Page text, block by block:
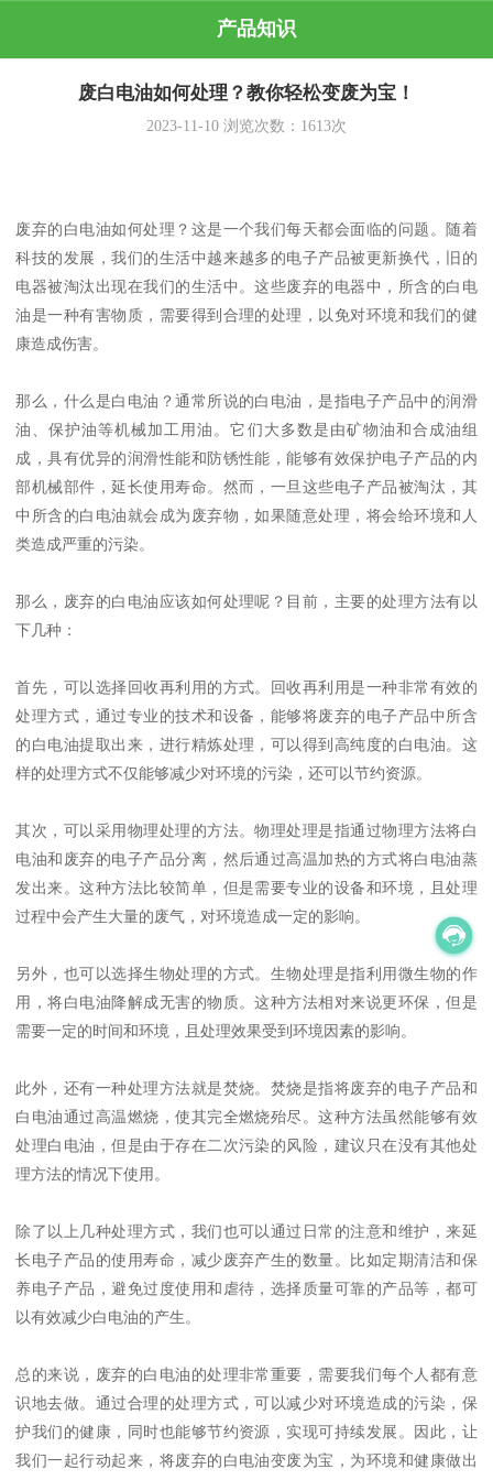
产品知识
废白电油如何处理？教你轻松变废为宝！
2023-11-10 浏览次数： 1613次
废弃的白电油如何处理？这是一个我们每天都会面临的问题。随着
科技的发展，我们的生活中越来越多的电子产品被更新换代，旧的
电器被淘汰出现在我们的生活中。这些废弃的电器中，所含的白电
油是一种有害物质，需要得到合理的处理，以免对环境和我们的健
康造成伤害。
那么，什么是白电油？通常所说的白电油，是指电子产品中的润滑
油、保护油等机械加工用油。它们大多数是由矿物油和合成油组
成，具有优异的润滑性能和防锈性能，能够有效保护电子产品的内
部机械部件，延长使用寿命。然而，一旦这些电子产品被淘汰，其
中所含的白电油就会成为废弃物，如果随意处理，将会给环境和人
类造成严重的污染。
那么，废弃的白电油应该如何处理呢？目前，主要的处理方法有以
下几种：
首先，可以选择回收再利用的方式。回收再利用是一种非常有效的
处理方式，通过专业的技术和设备，能够将废弃的电子产品中所含
的白电油提取出来，进行精炼处理，可以得到高纯度的白电油。这
样的处理方式不仅能够减少对环境的污染，还可以节约资源。
其次，可以采用物理处理的方法。物理处理是指通过物理方法将白
电油和废弃的电子产品分离，然后通过高温加热的方式将白电油蒸
发出来。这种方法比较简单，但是需要专业的设备和环境，且处理
过程中会产生大量的废气，对环境造成一定的影响。
另外，也可以选择生物处理的方式。生物处理是指利用微生物的作
用，将白电油降解成无害的物质。这种方法相对来说更环保，但是
需要一定的时间和环境，且处理效果受到环境因素的影响。
此外，还有一种处理方法就是焚烧。焚烧是指将废弃的电子产品和
白电油通过高温燃烧，使其完全燃烧殆尽。这种方法虽然能够有效
处理白电油，但是由于存在二次污染的风险，建议只在没有其他处
理方法的情况下使用。
除了以上几种处理方式，我们也可以通过日常的注意和维护，来延
长电子产品的使用寿命，减少废弃产生的数量。比如定期清洁和保
养电子产品，避免过度使用和虐待，选择质量可靠的产品等，都可
以有效减少白电油的产生。
总的来说，废弃的白电油的处理非常重要，需要我们每个人都有意
识地去做。通过合理的处理方式，可以减少对环境造成的污染，保
护我们的健康，同时也能够节约资源，实现可持续发展。因此，让
我们一起行动起来，将废弃的白电油变废为宝，为环境和健康做出